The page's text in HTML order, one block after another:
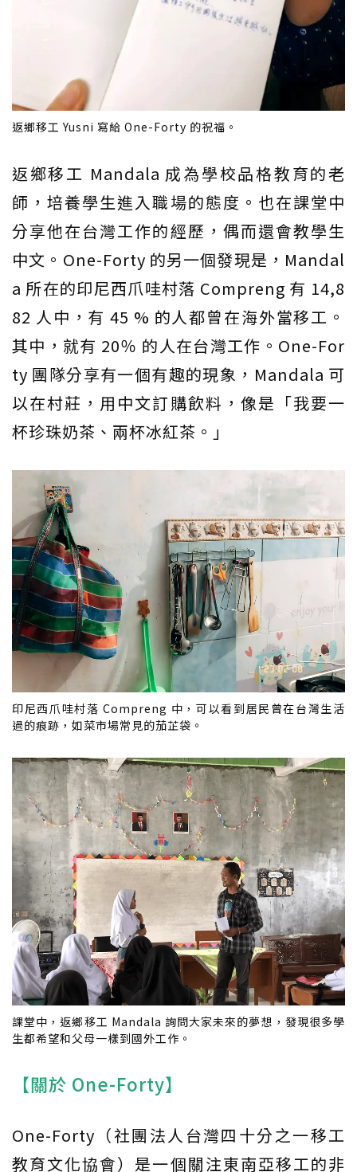
返鄉移工 Yusni 寫給 One-Forty 的祝福。
返鄉移工 Mandala 成為學校品格教育的老
師，培養學生進入職場的態度。也在課堂中
分享他在台灣工作的經歷，偶而還會教學生
中文。One-Forty 的另一個發現是，Mandal
a 所在的印尼西爪哇村落 Compreng 有 14,8
82 人中，有 45 % 的人都曾在海外當移工。
其中，就有 20％ 的人在台灣工作。One-For
ty 團隊分享有一個有趣的現象，Mandala 可
以在村莊，用中文訂購飲料，像是「我要一
杯珍珠奶茶、兩杯冰紅茶。」
印尼西爪哇村落 Compreng 中，可以看到居民曾在台灣生活
過的痕跡，如菜市場常見的茄芷袋。
課堂中，返鄉移工 Mandala 詢問大家未來的夢想，發現很多學
生都希望和父母一樣到國外工作。
【關於 One-Forty】
One-Forty（社團法人台灣四十分之一移工
教育文化協會）是一個關注東南亞移工的非